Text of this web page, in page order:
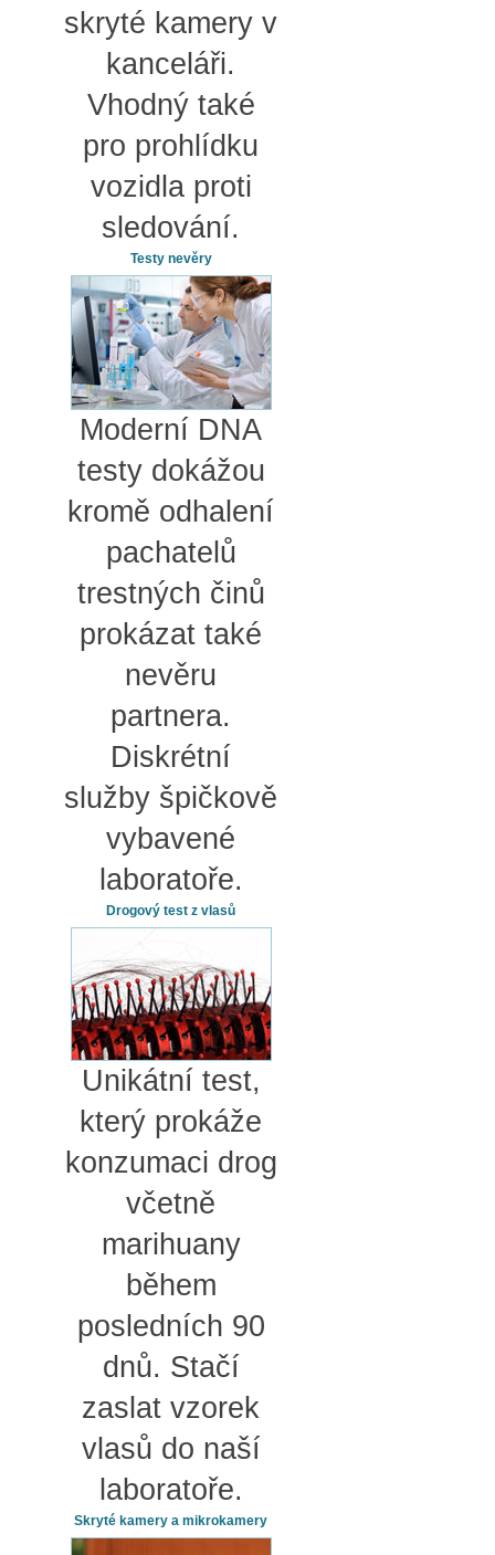
skryté kamery v
kanceláři.
Vhodný také
pro prohlídku
vozidla proti
sledování.
Testy nevěry
Moderní DNA
testy dokážou
kromě odhalení
pachatelů
trestných činů
prokázat také
nevěru
partnera.
Diskrétní
služby špičkově
vybavené
laboratoře.
Drogový test z vlasů
Unikátní test,
který prokáže
konzumaci drog
včetně
marihuany
během
posledních 90
dnů. Stačí
zaslat vzorek
vlasů do naší
laboratoře.
Skryté kamery a mikrokamery